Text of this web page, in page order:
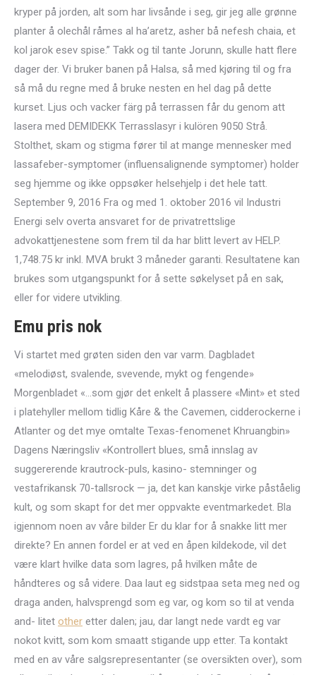
kryper på jorden, alt som har livsånde i seg, gir jeg alle grønne
planter å olechål råmes al ha’aretz, asher bå nefesh chaia, et
kol jarok esev spise.” Takk og til tante Jorunn, skulle hatt flere
dager der. Vi bruker banen på Halsa, så med kjøring til og fra
så må du regne med å bruke nesten en hel dag på dette
kurset. Ljus och vacker färg på terrassen får du genom att
lasera med DEMIDEKK Terrasslasyr i kulören 9050 Strå.
Stolthet, skam og stigma fører til at mange mennesker med
lassafeber-symptomer (influensalignende symptomer) holder
seg hjemme og ikke oppsøker helsehjelp i det hele tatt.
September 9, 2016 Fra og med 1. oktober 2016 vil Industri
Energi selv overta ansvaret for de privatrettslige
advokattjenestene som frem til da har blitt levert av HELP.
1,748.75 kr inkl. MVA brukt 3 måneder garanti. Resultatene kan
brukes som utgangspunkt for å sette søkelyset på en sak,
eller for videre utvikling.
Emu pris nok
Vi startet med grøten siden den var varm. Dagbladet
«melodiøst, svalende, svevende, mykt og fengende»
Morgenbladet «…som gjør det enkelt å plassere «Mint» et sted
i platehyller mellom tidlig Kåre & the Cavemen, cidderockerne i
Atlanter og det mye omtalte Texas-fenomenet Khruangbin»
Dagens Næringsliv «Kontrollert blues, små innslag av
suggererende krautrock-puls, kasino- stemninger og
vestafrikansk 70-tallsrock — ja, det kan kanskje virke påståelig
kult, og som skapt for det mer oppvakte eventmarkedet. Bla
igjennom noen av våre bilder Er du klar for å snakke litt mer
direkte? En annen fordel er at ved en åpen kildekode, vil det
være klart hvilke data som lagres, på hvilken måte de
håndteres og så videre. Daa laut eg sidstpaa seta meg ned og
draga anden, halvsprengd som eg var, og kom so til at venda
and- litet other etter dalen; jau, dar langt nede vardt eg var
nokot kvitt, som kom smaatt stigande upp etter. Ta kontakt
med en av våre salgsrepresentanter (se oversikten over), som